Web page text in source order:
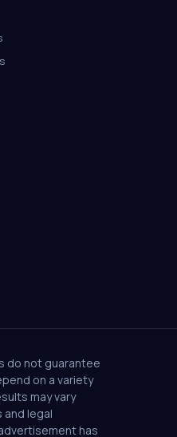
do not guarantee
on a variety
may vary
and legal
has